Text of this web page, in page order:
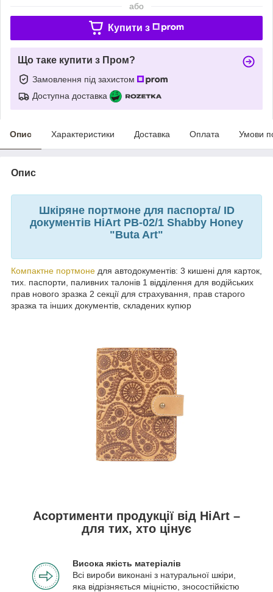
або
Купити з
Що таке купити з Пром?
Замовлення під захистом
Доступна доставка
Опис Характеристики Доставка Оплата Умови
Опис
Шкіряне портмоне для паспорта/ ID
документів HiArt PB-02/1 Shabby Honey
"Buta Art"
Компактне портмоне для автодокументів: 3 кишені для карток,
тих. паспорти, паливних талонів 1 відділення для водійських
прав нового зразка 2 секції для страхування, прав старого
зразка та інших документів, складених купюр
Асортименти продукції від HiArt –
для тих, хто цінує
Висока якість матеріалів
Всі вироби виконані з натуральної шкіри,
яка відрізняється міцністю, зносостійкістю